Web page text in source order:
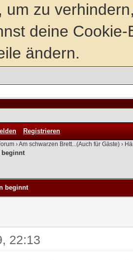
um zu
deine
ändern.
Registrieren
›Am schwarzen Brett...(Auch für Gäste) ›
beginnt
beginnt
22:13